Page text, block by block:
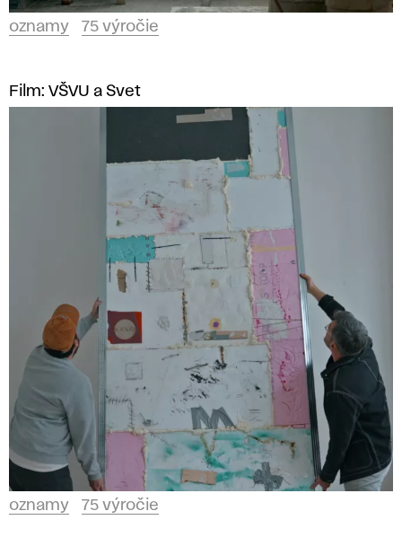
oznamy 75 výročie
Film: VŠVU a Svet
oznamy 75 výročie